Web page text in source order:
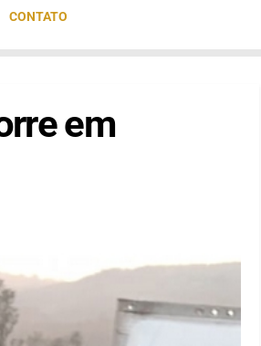
CONTATO
em